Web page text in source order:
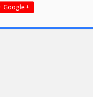
Google +